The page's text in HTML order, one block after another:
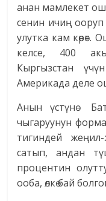
анан мамлекет
сенин ичиң
улутка кам
келсе, 400
Кыргызстан
Америкада деле
Анын үстүнө
чыгаруунун
тигиндей
сатып, андан
процентин
ооба, өлкө бай